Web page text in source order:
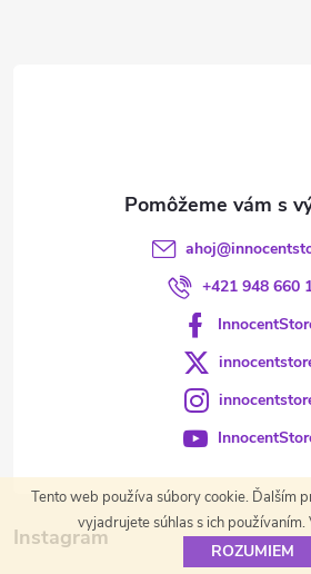
Tento web používa súbory cookie. Ďalším
vyjadrujete súhlas s ich
ROZUMIEM
Instagram
ahoj@
+421 948 660